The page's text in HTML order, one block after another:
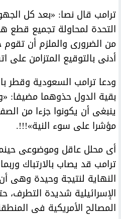
ترامب قال نصا: «بعد كل
التحدة لمحاولة تجميع قطع
من الضرورى والملزم أن
أدنى بالتوقيع المتزامن على
ودعا ترامب السعودية وقطر
بقية الدول حذوهما مضيفا:
ينبغى أن يكونوا جزءا من
مؤشرا على سوء النية»!!!.
أى محلل عاقل وموضوعى
ترامب قد يصاب بالارتباك
النهاية لنتيجة وحيدة وهى
الإسرائيلية شديدة
المصالح الأمريكية فى